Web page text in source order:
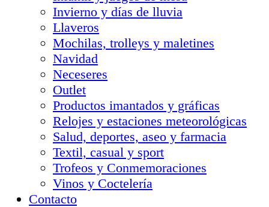
Invierno y días de lluvia
Llaveros
Mochilas, trolleys y maletines
Navidad
Neceseres
Outlet
Productos imantados y gráficas
Relojes y estaciones meteorológicas
Salud, deportes, aseo y farmacia
Textil, casual y sport
Trofeos y Conmemoraciones
Vinos y Coctelería
Contacto